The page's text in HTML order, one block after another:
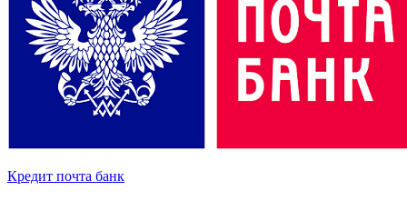
Кредит почта банк